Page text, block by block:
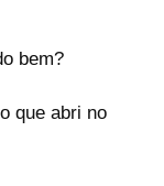
bem?
que abri no